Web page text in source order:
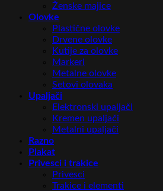
Ženske majice
Olovke
Plastične olovke
Drvene olovke
Kutije za olovke
Markeri
Metalne olovke
Setovi olovaka
Upaljači
Elektronski upaljači
Kremen upaljači
Metalni upaljači
Razno
Plakat
Privesci i trakice
Privesci
Trakice i elementi